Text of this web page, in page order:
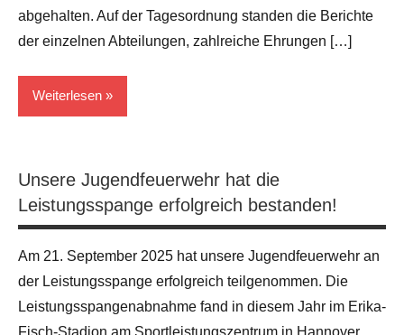
abgehalten. Auf der Tagesordnung standen die Berichte
der einzelnen Abteilungen, zahlreiche Ehrungen […]
Weiterlesen
Unsere Jugendfeuerwehr hat die
Leistungsspange erfolgreich bestanden!
Am 21. September 2025 hat unsere Jugendfeuerwehr an
der Leistungsspange erfolgreich teilgenommen. Die
Leistungsspangenabnahme fand in diesem Jahr im Erika-
Fisch-Stadion am Sportleistungszentrum in Hannover